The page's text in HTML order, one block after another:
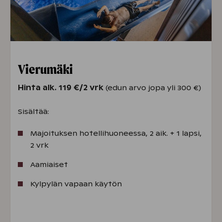
koske omistajia).
Loman maksaminen
Tutustumisloma maksetaan
Lahjakortilla maksaminen ei valitettavasti
ole mahdollista. On myös hyvä huomata,
että varausta ei voi perua, mutta sen voi
loman alkua.
Täältä löydät varausehdot
kokonaisuudessaan:
Vierumäki
Hinta alk. 119 €/2 vrk (edun arvo jopa yli 300 €)
Sisältää:
Majoituksen hotellihuoneessa, 2 aik. + 1 lapsi,
2 vrk
Aamiaiset
Kylpylän vapaan käytön